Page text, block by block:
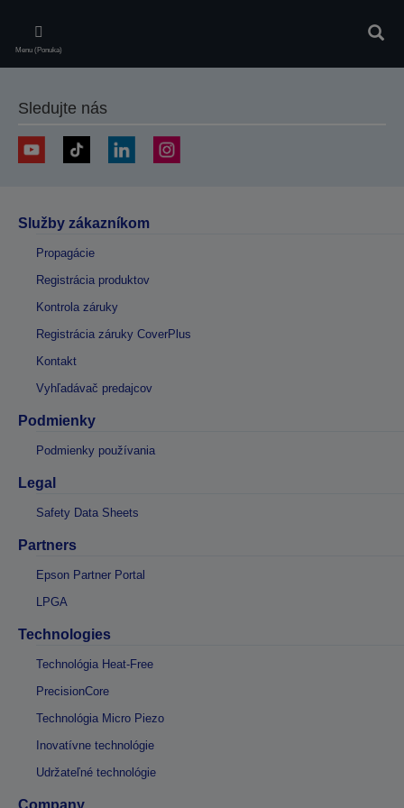
main
content
Menu (Ponuka)
Sledujte nás
Služby zákazníkom
Propagácie
Registrácia produktov
Kontrola záruky
Registrácia záruky CoverPlus
Kontakt
Vyhľadávač predajcov
Podmienky
Podmienky používania
Legal
Safety Data Sheets
Partners
Epson Partner Portal
LPGA
Technologies
Technológia Heat-Free
PrecisionCore
Technológia Micro Piezo
Inovatívne technológie
Udržateľné technológie
Company